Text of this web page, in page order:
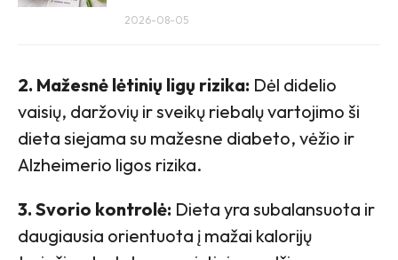
2026-08-05
2. Mažesnė lėtinių ligų rizika: Dėl didelio
vaisių, daržovių ir sveikų riebalų vartojimo ši
dieta siejama su mažesne diabeto, vėžio ir
Alzheimerio ligos rizika.
3. Svorio kontrolė: Dieta yra subalansuota ir
daugiausia orientuota į mažai kalorijų